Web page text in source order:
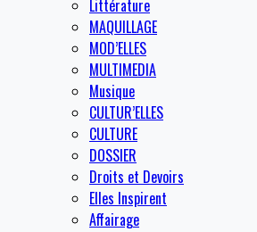
Littérature
MAQUILLAGE
MOD’ELLES
MULTIMEDIA
Musique
CULTUR’ELLES
CULTURE
DOSSIER
Droits et Devoirs
Elles Inspirent
Affairage